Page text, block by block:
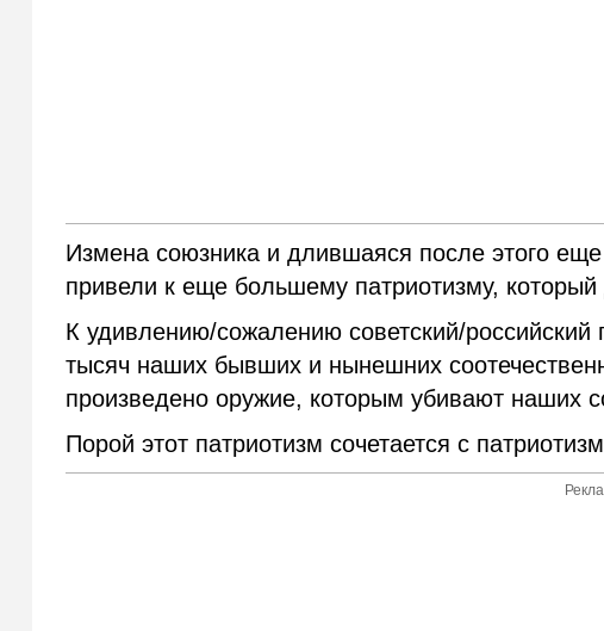
Измена союзника и длившаяся после этого
привели к еще большему патриотизму,
К удивлению/сожалению советский/российский
тысяч наших бывших и нынешних
произведено оружие, которым убивают наших
Порой этот патриотизм сочетается с